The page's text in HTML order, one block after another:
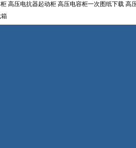
高压电抗器起动柜 高压电容柜一次图纸下载 高